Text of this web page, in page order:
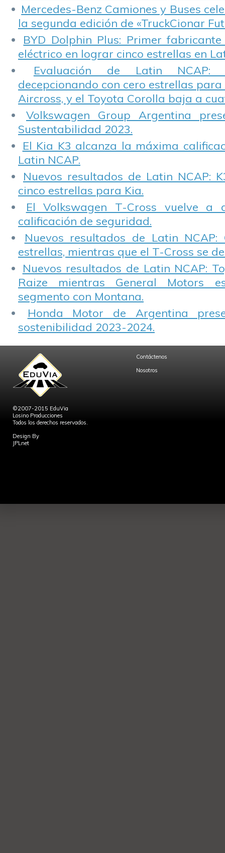
Mercedes-Benz Camiones y Buses
la segunda edición de «TruckCionar
BYD Dolphin Plus: Primer
eléctrico en lograr cinco estrellas en
Evaluación de Latin NCAP:
decepcionando con cero estrellas para
Aircross, y el Toyota Corolla baja a
Volkswagen Group Argentina
Sustentabilidad 2023.
El Kia K3 alcanza la máxima
Latin NCAP.
Nuevos resultados de Latin NCAP:
cinco estrellas para Kia.
El Volkswagen T-Cross vuelve a
calificación de seguridad.
Nuevos resultados de Latin NCAP:
estrellas, mientras que el T-Cross se
Nuevos resultados de Latin NCAP:
Raize mientras General Motors
segmento con Montana.
Honda Motor de Argentina
sostenibilidad 2023-2024.
©2007-2015 EduVia
Losino Producciones
Todos los derechos reservados.
Design By
JPLnet
Contáctenos
Nosotros